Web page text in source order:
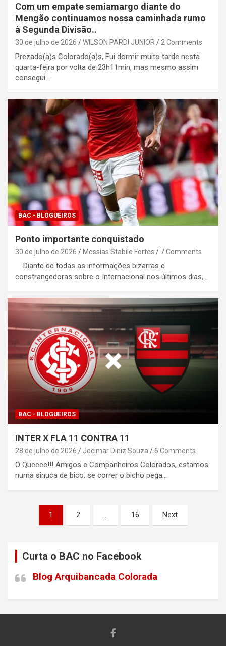
Com um empate semiamargo diante do
Mengão continuamos nossa caminhada rumo
à Segunda Divisão..
30 de julho de 2026 WILSON PARDI JUNIOR 2 Comments
Prezado(a)s Colorado(a)s, Fui dormir muito tarde nesta
quarta-feira por volta de 23h11min, mas mesmo assim
consegui…
BAC - BLOGUEIROS
Ponto importante conquistado
30 de julho de 2026 Messias Stabile Fortes 7 Comments
Diante de todas as informações bizarras e
constrangedoras sobre o Internacional nos últimos dias,…
BAC - BLOGUEIROS
INTER X FLA 11 CONTRA 11
28 de julho de 2026 Jocimar Diniz Souza 6 Comments
O Queeee!!! Amigos e Companheiros Colorados, estamos
numa sinuca de bico, se correr o bicho pega…
Paginação
1 2 … 16 Next
Curta o BAC no Facebook
Blog Arquibancada Colorada